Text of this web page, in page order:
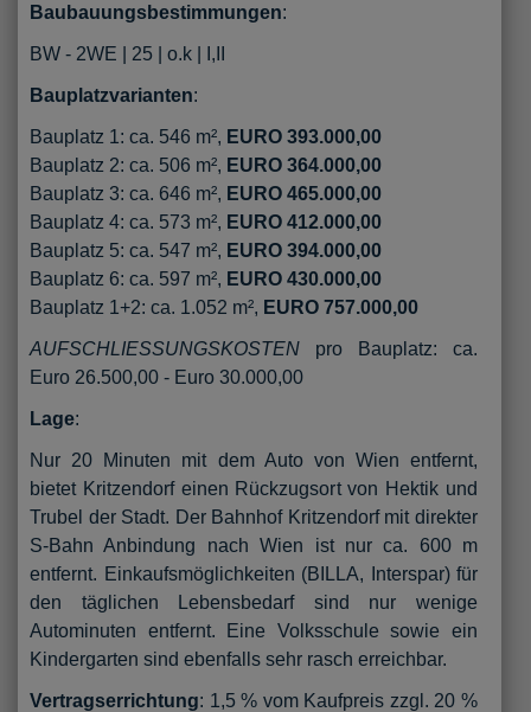
Baubauungsbestimmungen:
BW - 2WE | 25 | o.k | I,II
Bauplatzvarianten:
Bauplatz 1: ca. 546 m², EURO 393.000,00
Bauplatz 2: ca. 506 m², EURO 364.000,00
Bauplatz 3: ca. 646 m², EURO 465.000,00
Bauplatz 4: ca. 573 m², EURO 412.000,00
Bauplatz 5: ca. 547 m², EURO 394.000,00
Bauplatz 6: ca. 597 m², EURO 430.000,00
Bauplatz 1+2: ca. 1.052 m², EURO 757.000,00
AUFSCHLIESSUNGSKOSTEN pro Bauplatz: ca.
Euro 26.500,00 - Euro 30.000,00
Lage:
Nur 20 Minuten mit dem Auto von Wien entfernt,
bietet Kritzendorf einen Rückzugsort von Hektik und
Trubel der Stadt. Der Bahnhof Kritzendorf mit direkter
S-Bahn Anbindung nach Wien ist nur ca. 600 m
entfernt. Einkaufsmöglichkeiten (BILLA, Interspar) für
den täglichen Lebensbedarf sind nur wenige
Autominuten entfernt. Eine Volksschule sowie ein
Kindergarten sind ebenfalls sehr rasch erreichbar.
Vertragserrichtung: 1,5 % vom Kaufpreis zzgl. 20 %